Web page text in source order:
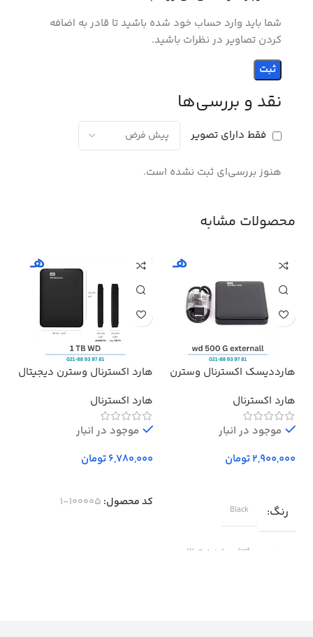
نقد و بررسی‌ها
فقط دارای تصویر
هنوز بررسی‌ای ثبت نشده است.
شما باید وارد حساب خود شده باشید تا قادر به اضافه
کردن تصاویر در نظرات باشید.
محصولات مشابه
هارددیسک اکسترنال وسترن
500 گیگابایت استوک ا
Western Digital Elements
External Hard Drive – 500GB
هارد اکسترنال
موجود در انبار
تومان
رنگ Black
wd/وسترن دیجیتال
هارد اکسترنال وسترن دیجیتال
هارد اکسترنال
موجود در انبار
تومان
کد محصول: 100005-1